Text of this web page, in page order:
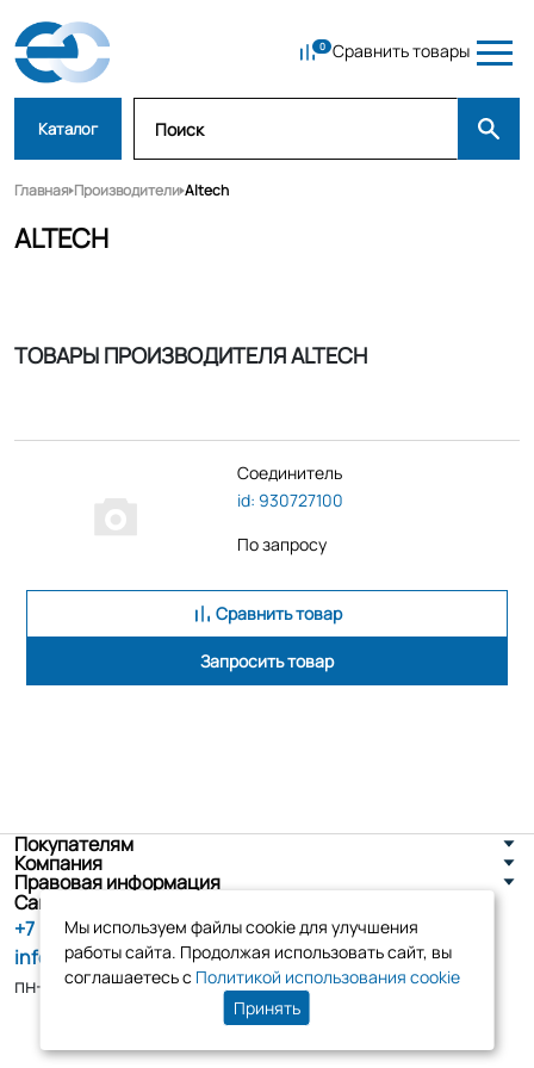
Сравнить товары
Каталог
Главная Производители Altech
ALTECH
ТОВАРЫ ПРОИЗВОДИТЕЛЯ ALTECH
Соединитель
id: 930727100
По запросу
Сравнить товар
Запросить товар
Покупателям
Компания
Правовая информация
Санкт-Петербург, ул. Новоселов д. 8
+7 (800) 555-86-90
info@tk-elko.ru
пн-пт, 10:00 - 18:00
Мы используем файлы cookie для улучшения
работы сайта. Продолжая использовать сайт, вы
соглашаетесь с Политикой использования cookie
Принять